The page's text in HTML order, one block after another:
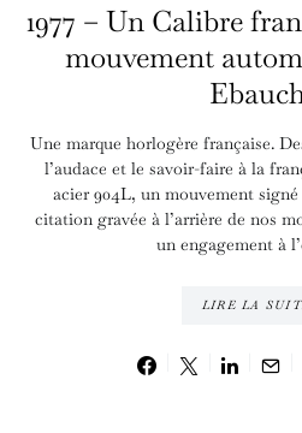
1977 – Un Calibre
mouvement
Une marque horlogère française.
l’audace et le savoir-faire à la
acier 904L, un mouvement
citation gravée à l’arrière de nos
un engagement à
LIRE LA